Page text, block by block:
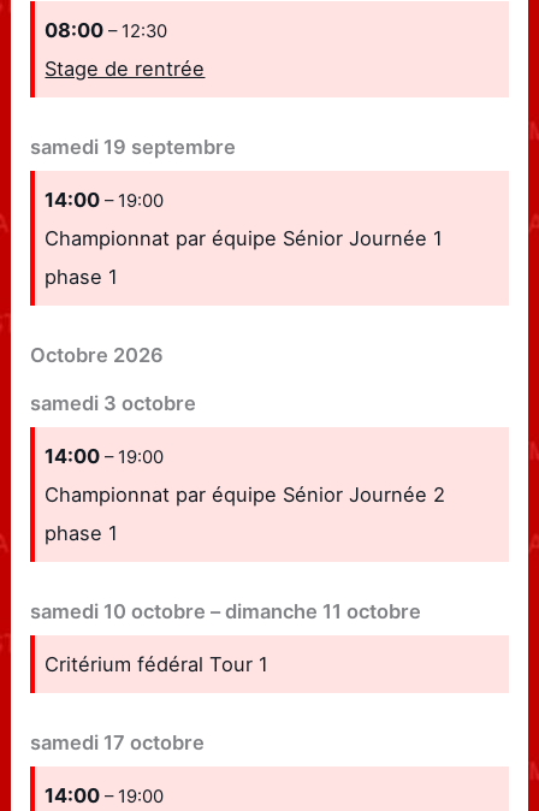
08:00– 12:30
Stage de rentrée
samedi 19 septembre
14:00– 19:00
Championnat par équipe Sénior Journée 1
phase 1
Octobre 2026
samedi 3 octobre
14:00– 19:00
Championnat par équipe Sénior Journée 2
phase 1
samedi 10 octobre –dimanche 11 octobre
Critérium fédéral Tour 1
samedi 17 octobre
14:00– 19:00